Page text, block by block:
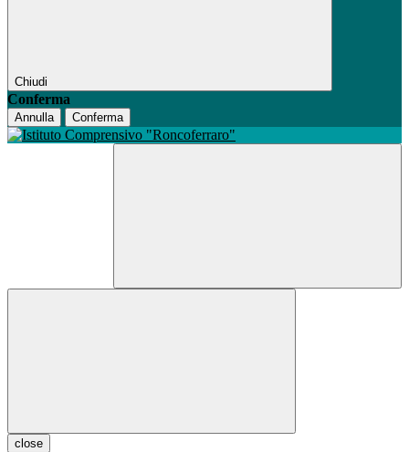
Chiudi
Conferma
Annulla Conferma
close